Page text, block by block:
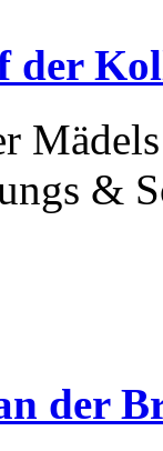
der
&
der